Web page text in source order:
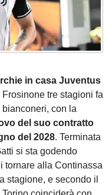
in casa Juventus
tre stagioni fa
con la
del suo contratto
del 2028. Terminata
si sta godendo
tornare alla Continassa
stagione, e secondo il